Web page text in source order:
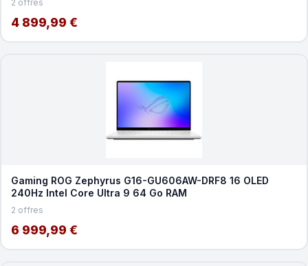
2 offres
4 899,99 €
Gaming ROG Zephyrus G16-GU606AW-DRF8 16 OLED
240Hz Intel Core Ultra 9 64 Go RAM
2 offres
6 999,99 €